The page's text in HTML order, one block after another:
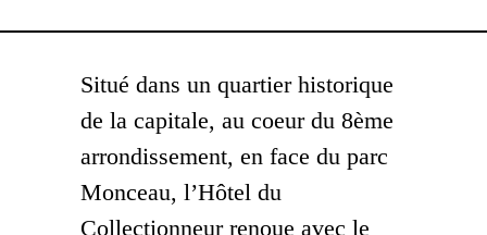
Situé dans un quartier historique
de la capitale, au coeur du 8ème
arrondissement, en face du parc
Monceau, l’Hôtel du
Collectionneur renoue avec le